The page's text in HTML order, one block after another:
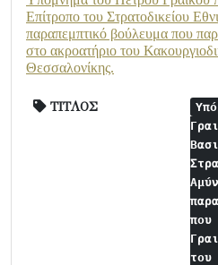
Επίτροπο του Στρατοδικείου
παραπεμπτικό βούλευμα που
στο ακροατήριο του
Θεσσαλονίκης.
ΤΙΤΛΟΣ
που
του